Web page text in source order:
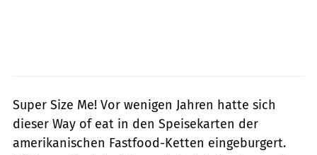
Super Size Me! Vor wenigen Jahren hatte sich
dieser Way of eat in den Speisekarten der
amerikanischen Fastfood-Ketten eingeburgert.